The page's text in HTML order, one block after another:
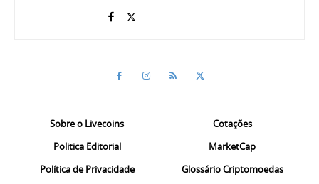
Sobre o Livecoins
Politica Editorial
Política de Privacidade
Cotações
MarketCap
Glossário Criptomoedas